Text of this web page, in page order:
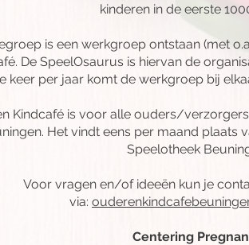
kinderen in de eerste
is een werkgroep ontstaan (met
De SpeelOsaurus is hiervan de
keer per jaar komt de werkgroep bij
Kindcafé is voor alle ouders/
Het vindt eens per maand plaats
Speelotheek
Voor vragen en/of ideeën kun je
via:
Centering